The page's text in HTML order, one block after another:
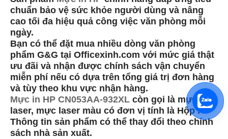
chuẩn bảo vệ sức khỏe người dùng và nâng
cao tối đa hiệu quả công việc văn phòng mỗi
ngày.
Bạn có thể đặt mua nhiều dòng văn phòng
phẩm G&G tại Officexinh.com với mức giá thật
ưu đãi và nhận được chính sách vận chuyển
miễn phí nếu có dựa trên tổng giá trị đơn hàng
và tùy theo khu vực nhận hàng.
Mực in HP CN053AA-932XL còn gọi là mực in
laser, mực laser màu có đơn vị tính là Hộp .
Thông tin sản phẩm có thể thay đổi theo chính
sách nhà sản xuất.